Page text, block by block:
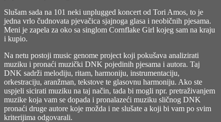
(5:36,
Nick
Cave
Bad
Seeds,
No
More
Shall
We
Part,
Slušam sada na 101 neki unplugged koncert od Tori Amos, to je
jedna vrlo čudnovata pjevačica sjajnoga glasa i neobičnih pjesama.
Meni je zapela za oko sa singlom Cornflake Girl kojeg sam na kraju
i kupio.
Na netu postoji music genome project koji pokušava analizirati
muziku i pronaći muzički DNK pojedinih pjesama i autora. Taj
DNK sadrži melodiju, ritam, harmoniju, instrumentaciju,
orkestraciju, aranžman, tekstove te glasovnu harmoniju. Ako ste
uspjeli sicirati muziku na taj način, tada bi mogli npr. pretraživanjem
muzike koja vam se dopada i pronalazeći muziku sličnog DNK
pronaći druge autore koje možda i ne slušate a koji bi vam po svim
kriterijima odgovarali.